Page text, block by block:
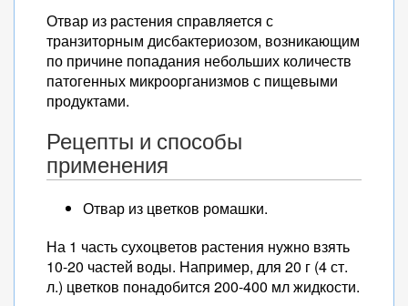
Отвар из растения справляется с
транзиторным дисбактериозом, возникающим
по причине попадания небольших количеств
патогенных микроорганизмов с пищевыми
продуктами.
Рецепты и способы
применения
Отвар из цветков ромашки.
На 1 часть сухоцветов растения нужно взять
10-20 частей воды. Например, для 20 г (4 ст.
л.) цветков понадобится 200-400 мл жидкости.